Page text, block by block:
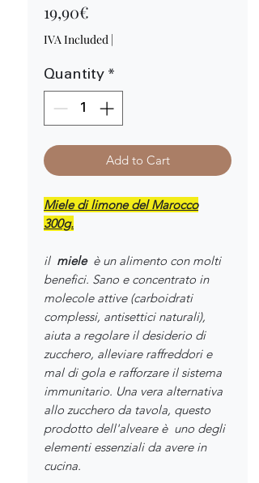
19,90€
IVA Included |
Quantity *
Add to Cart
Miele di limone del Marocco
300g.
il miele è un alimento con molti
benefici. Sano e concentrato in
molecole attive (carboidrati
complessi, antisettici naturali),
aiuta a regolare il desiderio di
zucchero, alleviare raffreddori e
mal di gola e rafforzare il sistema
immunitario. Una vera alternativa
allo zucchero da tavola, questo
prodotto dell'alveare è uno degli
elementi essenziali da avere in
cucina.